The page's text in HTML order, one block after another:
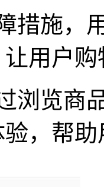
措施，
用户
浏览商
，帮